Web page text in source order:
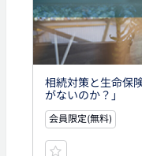
相続対策と生命保
がないのか？」
会員限定(無料)